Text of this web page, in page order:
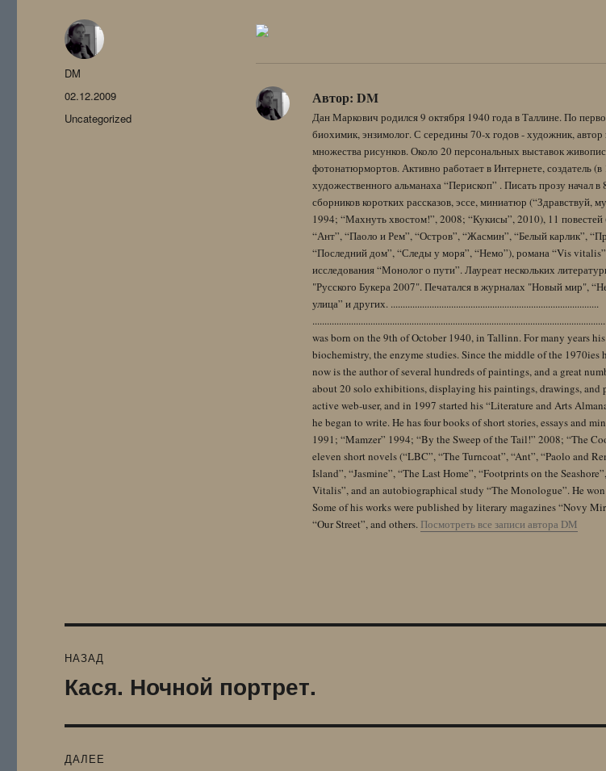
Автор: DM
Дан Маркович родился 9 октября 1940 года в Таллине. По
биохимик, энзимолог. С середины 70-х годов - художник, автор
множества рисунков. Около 20 персональных выставок
фотонатюрмортов. Активно работает в Интернете, создатель (в
художественного альманаха “Перископ” . Писать прозу начал
сборников коротких рассказов, эссе, миниатюр (“Здравствуй,
1994; “Махнуть хвостом!”, 2008; “Кукисы”, 2010), 11
“Ант”, “Паоло и Рем”, “Остров”, “Жасмин”, “Белый карлик”,
“Последний дом”, “Следы у моря”, “Немо”), романа “Vis
исследования “Монолог о пути”. Лауреат нескольких
"Русского Букера 2007". Печатался в журналах "Новый мир",
улица” и других. ......................................................................................
was born on the 9th of October 1940, in Tallinn. For many years
biochemistry, the enzyme studies. Since the middle of the 1970ies
now is the author of several hundreds of paintings, and a great
about 20 solo exhibitions, displaying his paintings, drawings, and
active web-user, and in 1997 started his “Literature and Arts
he began to write. He has four books of short stories, essays and
1991; “Mamzer” 1994; “By the Sweep of the Tail!” 2008; “The
eleven short novels (“LBC”, “The Turncoat”, “Ant”, “Paolo and
Island”, “Jasmine”, “The Last Home”, “Footprints on the
Vitalis”, and an autobiographical study “The Monologue”. He
Some of his works were published by literary magazines “Novy
“Our Street”, and others. Посмотреть все записи автора DM
Автор
DM
Опубликовано
02.12.2009
Рубрики
Uncategorized
по
НАЗАД
Предыдущая
Кася. Ночной портрет.
ДАЛЕЕ